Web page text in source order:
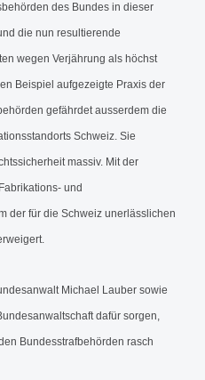
des Bundes in dieser
die nun resultierende
wegen Verjährung als höchst
Beispiel aufgezeigte Praxis der
gefährdet ausserdem die
Schweiz. Sie
massiv. Mit der
und
der für die Schweiz unerlässlichen
Michael Lauber sowie
dafür sorgen,
Bundesstrafbehörden rasch